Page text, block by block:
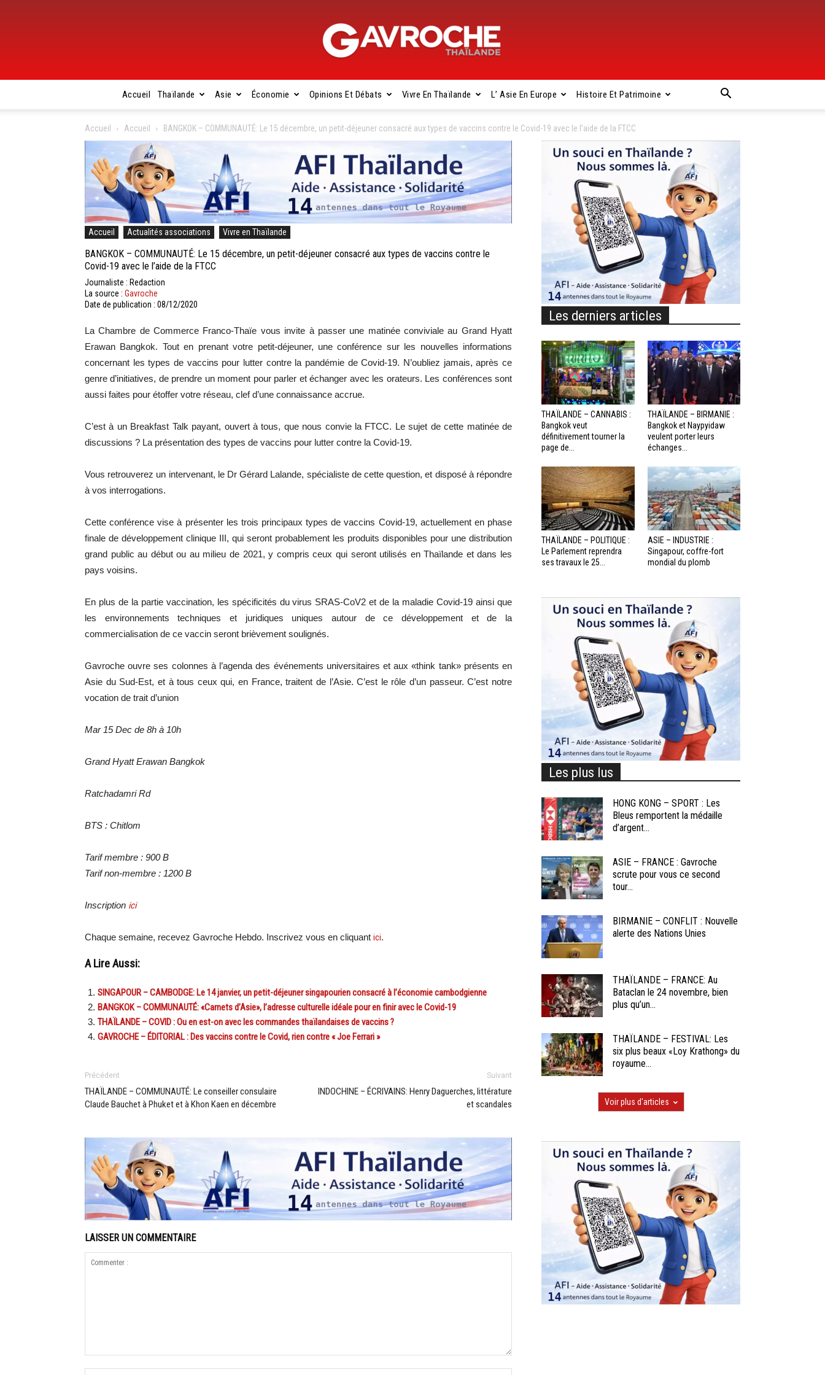
Gavroche
Thaïlande
Accueil Thaïlande Asie Économie Opinions Et Débats Vivre En Thaïlande L’ Asie En Europe Histoire Et Patrimoine
Accueil Accueil BANGKOK – COMMUNAUTÉ: Le 15 décembre, un petit-déjeuner consacré aux types de vaccins contre le Covid-19 avec le l’aide de la FTCC
Accueil Actualités associations Vivre en Thaïlande
BANGKOK – COMMUNAUTÉ: Le 15 décembre, un petit-déjeuner consacré aux types de vaccins contre le
Covid-19 avec le l’aide de la FTCC
Journaliste : Redaction
La source : Gavroche
Date de publication : 08/12/2020
La Chambre de Commerce Franco-Thaïe vous invite à passer une matinée conviviale au Grand Hyatt
Erawan Bangkok. Tout en prenant votre petit-déjeuner, une conférence sur les nouvelles informations
concernant les types de vaccins pour lutter contre la pandémie de Covid-19. N’oubliez jamais, après ce
genre d’initiatives, de prendre un moment pour parler et échanger avec les orateurs. Les conférences sont
aussi faites pour étoffer votre réseau, clef d’une connaissance accrue.
C’est à un Breakfast Talk payant, ouvert à tous, que nous convie la FTCC. Le sujet de cette matinée de
discussions ? La présentation des types de vaccins pour lutter contre la Covid-19.
Vous retrouverez un intervenant, le Dr Gérard Lalande, spécialiste de cette question, et disposé à répondre
à vos interrogations.
Cette conférence vise à présenter les trois principaux types de vaccins Covid-19, actuellement en phase
finale de développement clinique III, qui seront probablement les produits disponibles pour une distribution
grand public au début ou au milieu de 2021, y compris ceux qui seront utilisés en Thaïlande et dans les
pays voisins.
En plus de la partie vaccination, les spécificités du virus SRAS-CoV2 et de la maladie Covid-19 ainsi que
les environnements techniques et juridiques uniques autour de ce développement et de la
commercialisation de ce vaccin seront brièvement soulignés.
Gavroche ouvre ses colonnes à l’agenda des événements universitaires et aux «think tank» présents en
Asie du Sud-Est, et à tous ceux qui, en France, traitent de l’Asie. C’est le rôle d’un passeur. C’est notre
vocation de trait d’union
Mar 15 Dec de 8h à 10h
Grand Hyatt Erawan Bangkok
Ratchadamri Rd
BTS : Chitlom
Tarif membre : 900 B
Tarif non-membre : 1200 B
Inscription ici
Chaque semaine, recevez Gavroche Hebdo. Inscrivez vous en cliquant ici.
A Lire Aussi:
SINGAPOUR – CAMBODGE: Le 14 janvier, un petit-déjeuner singapourien consacré à l’économie cambodgienne
BANGKOK – COMMUNAUTÉ: «Carnets d’Asie», l’adresse culturelle idéale pour en finir avec le Covid-19
THAÏLANDE – COVID : Ou en est-on avec les commandes thaïlandaises de vaccins ?
GAVROCHE – ÉDITORIAL : Des vaccins contre le Covid, rien contre « Joe Ferrari »
Précédent
THAÏLANDE – COMMUNAUTÉ: Le conseiller consulaire
Claude Bauchet à Phuket et à Khon Kaen en décembre
Suivant
INDOCHINE – ÉCRIVAINS: Henry Daguerches, littérature
et scandales
LAISSER UN COMMENTAIRE
Les derniers articles
THAÏLANDE – CANNABIS :
Bangkok veut
définitivement tourner la
page de...
THAÏLANDE – BIRMANIE :
Bangkok et Naypyidaw
veulent porter leurs
échanges...
THAÏLANDE – POLITIQUE :
Le Parlement reprendra
ses travaux le 25...
ASIE – INDUSTRIE :
Singapour, coffre-fort
mondial du plomb
Les plus lus
HONG KONG – SPORT : Les
Bleus remportent la médaille
d’argent...
ASIE – FRANCE : Gavroche
scrute pour vous ce second
tour...
BIRMANIE – CONFLIT : Nouvelle
alerte des Nations Unies
THAÏLANDE – FRANCE: Au
Bataclan le 24 novembre, bien
plus qu’un...
THAÏLANDE – FESTIVAL: Les
six plus beaux «Loy Krathong» du
royaume...
Voir plus d'articles